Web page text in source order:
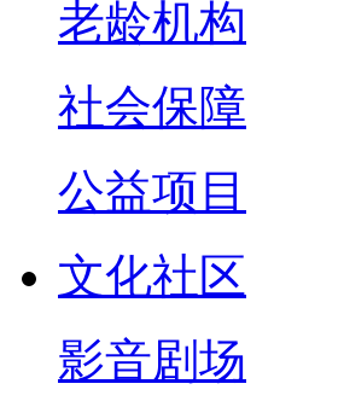
老龄机构
社会保障
公益项目
文化社区
影音剧场